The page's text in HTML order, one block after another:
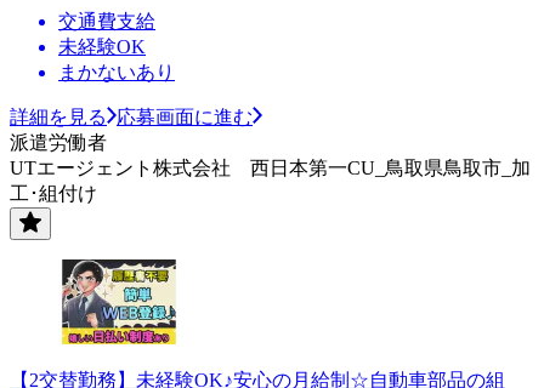
交通費支給
未経験OK
まかないあり
詳細を見る
応募画面に進む
派遣労働者
UTエージェント株式会社 西日本第一CU_鳥取県鳥取市_加
工･組付け
【2交替勤務】未経験OK♪安心の月給制☆自動車部品の組